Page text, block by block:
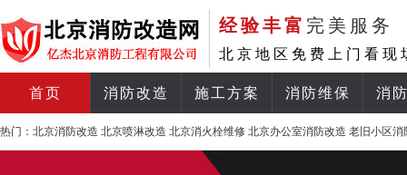
经验丰富 完美服务
北京地区免费上门看现
首页 消防改造 施工方案 消防维保 消
热门： 北京消防改造 北京喷淋改造 北京消火栓维修 北京办公室消防改造 老旧小区消